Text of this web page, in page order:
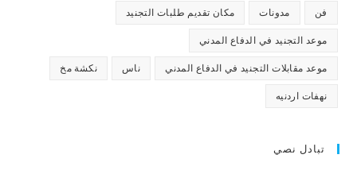
فن مدونات مكان تقديم طلبات التجنيد
موعد التجنيد في الدفاع المدني
موعد مقابلات التجنيد في الدفاع المدني ناس نكشة مخ
نهفات اردنيه
تبادل نصي